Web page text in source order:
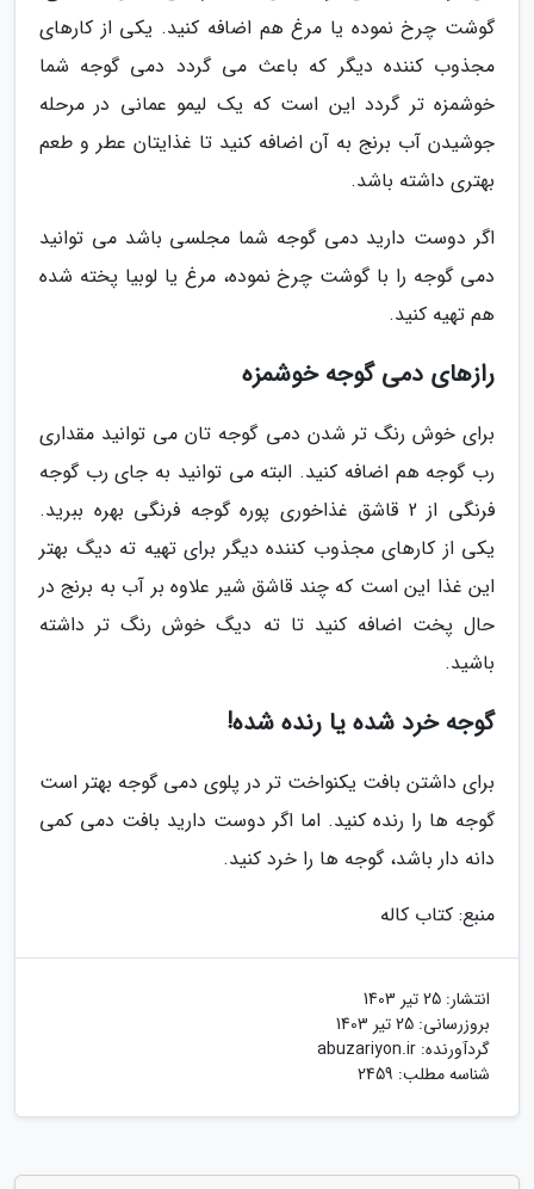
گوشت چرخ نموده یا مرغ هم اضافه کنید. یکی از کارهای
مجذوب کننده دیگر که باعث می گردد دمی گوجه شما
خوشمزه تر گردد این است که یک لیمو عمانی در مرحله
جوشیدن آب برنج به آن اضافه کنید تا غذایتان عطر و طعم
بهتری داشته باشد.
اگر دوست دارید دمی گوجه شما مجلسی باشد می توانید
دمی گوجه را با گوشت چرخ نموده، مرغ یا لوبیا پخته شده
هم تهیه کنید.
رازهای دمی گوجه خوشمزه
برای خوش رنگ تر شدن دمی گوجه تان می توانید مقداری
رب گوجه هم اضافه کنید. البته می توانید به جای رب گوجه
فرنگی از 2 قاشق غذاخوری پوره گوجه فرنگی بهره ببرید.
یکی از کارهای مجذوب کننده دیگر برای تهیه ته دیگ بهتر
این غذا این است که چند قاشق شیر علاوه بر آب به برنج در
حال پخت اضافه کنید تا ته دیگ خوش رنگ تر داشته
باشید.
گوجه خرد شده یا رنده شده!
برای داشتن بافت یکنواخت تر در پلوی دمی گوجه بهتر است
گوجه ها را رنده کنید. اما اگر دوست دارید بافت دمی کمی
دانه دار باشد، گوجه ها را خرد کنید.
منبع: کتاب کاله
انتشار: 25 تیر 1403
بروزرسانی: 25 تیر 1403
گردآورنده: abuzariyon.ir
شناسه مطلب: 2459